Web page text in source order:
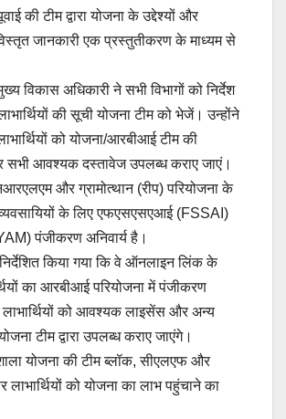
की टीम द्वारा योजना के उद्देश्यों और
जानकारी एक प्रस्तुतीकरण के माध्यम से
विकास अधिकारी ने सभी विभागों को निर्देश
की सूची योजना टीम को भेजें। उन्होंने
को योजना/आरबीआई टीम की
सभी आवश्यक दस्तावेज उपलब्ध कराए जाएं।
और ग्रामोत्थान (रीप) परियोजना के
व्यवसायियों के लिए एफएसएसएआई (FSSAI)
पंजीकरण अनिवार्य है।
निर्देशित किया गया कि वे ऑनलाइन लिंक के
का आरबीआई परियोजना में पंजीकरण
को आवश्यक लाइसेंस और अन्य
टीम द्वारा उपलब्ध कराए जाएंगे।
योजना की टीम ब्लॉक, सीएलएफ और
लाभार्थियों को योजना का लाभ पहुंचाने का